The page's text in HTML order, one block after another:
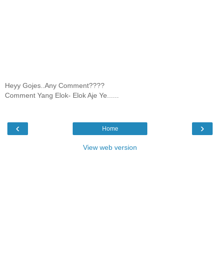
Heyy Gojes..Any Comment????
Comment Yang Elok- Elok Aje Ye......
‹ ›
Home
View web version